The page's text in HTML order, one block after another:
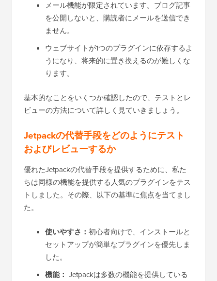
メール機能が限定されています。ブログ記事
を公開しないと、購読者にメールを送信でき
ません。
ウェブサイトが1つのプラグインに依存するよ
うになり、将来的に置き換えるのが難しくな
ります。
基本的なことをいくつか確認したので、テストとレ
ビューの方法について詳しく見ていきましょう。
Jetpackの代替手段をどのようにテスト
およびレビューするか
優れたJetpackの代替手段を提供するために、私た
ちは同様の機能を提供する人気のプラグインをテス
トしました。その際、以下の基準に焦点を当てまし
た。
使いやすさ： 初心者向けで、インストールと
セットアップが簡単なプラグインを優先しま
した。
機能： Jetpackは多数の機能を提供している